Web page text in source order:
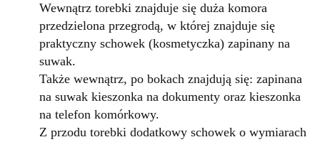
Wewnątrz torebki znajduje się duża komora
przedzielona przegrodą, w której znajduje się
praktyczny schowek (kosmetyczka) zapinany na
suwak.
Także wewnątrz, po bokach znajdują się: zapinana
na suwak kieszonka na dokumenty oraz kieszonka
na telefon komórkowy.
Z przodu torebki dodatkowy schowek o wymiarach